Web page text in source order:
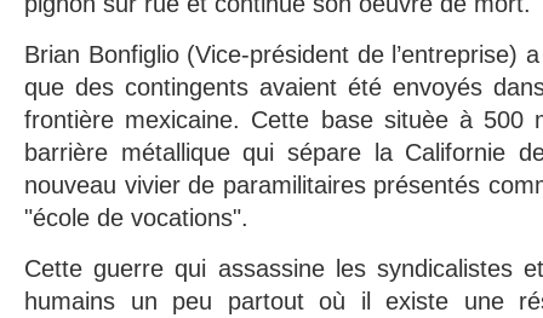
Brian Bonfiglio (Vice-président de l’entreprise)
que des contingents avaient été envoyés
frontière mexicaine. Cette base situèe à 500
barrière métallique qui sépare la Californie
nouveau vivier de paramilitaires présentés
"école de vocations".
Cette guerre qui assassine les syndicalistes
humains un peu partout où il existe une